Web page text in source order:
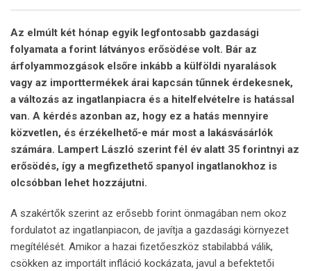
Az elmúlt két hónap egyik legfontosabb gazdasági
folyamata a forint látványos erősödése volt. Bár az
árfolyammozgások elsőre inkább a külföldi nyaralások
vagy az importtermékek árai kapcsán tűnnek érdekesnek,
a változás az ingatlanpiacra és a hitelfelvételre is hatással
van. A kérdés azonban az, hogy ez a hatás mennyire
közvetlen, és érzékelhető-e már most a lakásvásárlók
számára. Lampert László szerint fél év alatt 35 forintnyi az
erősödés, így a megfizethető spanyol ingatlanokhoz is
olcsóbban lehet hozzájutni.
A szakértők szerint az erősebb forint önmagában nem okoz
fordulatot az ingatlanpiacon, de javítja a gazdasági környezet
megítélését. Amikor a hazai fizetőeszköz stabilabbá válik,
csökken az importált infláció kockázata, javul a befektetői